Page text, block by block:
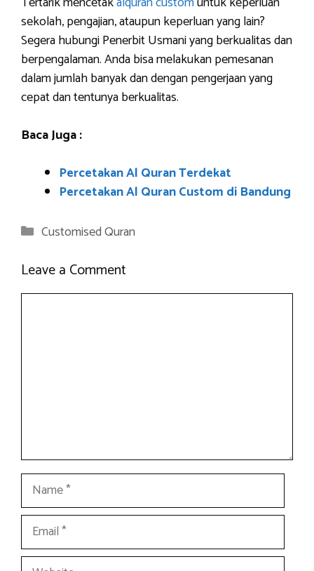
sekolah, pengajian, ataupun keperluan yang lain?
Segera hubungi Penerbit Usmani yang berkualitas dan
berpengalaman. Anda bisa melakukan pemesanan
dalam jumlah banyak dan dengan pengerjaan yang
cepat dan tentunya berkualitas.
Baca Juga :
Percetakan Al Quran Terdekat
Percetakan Al Quran Custom di Bandung
Categories
Customised Quran
Leave a Comment
Name
Email
Website